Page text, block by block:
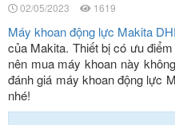
02/05/2023 1619
Máy khoan động lực Makita
của Makita. Thiết bị có ưu
nên mua máy khoan này
đánh giá máy khoan động lực
nhé!